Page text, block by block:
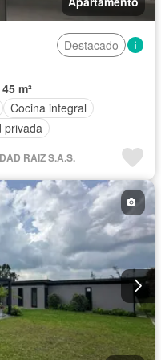
Destacado
45 m²
Cocina integral
privada
RAIZ S.A.S.